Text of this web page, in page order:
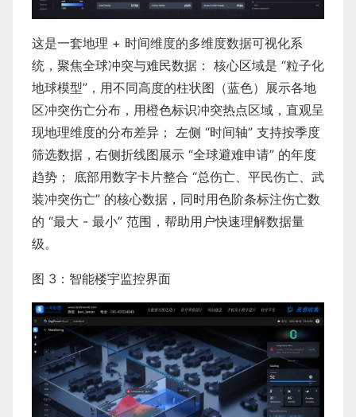
这是一套地理 + 时间维度的多维度数据可视化系
统，聚焦全球冲突与难民数据： 核心区域是 “粒子化
地球模型”，用不同高度的柱状图（蓝色）展示各地
区冲突伤亡分布，用橙色标识冲突热点区域，直观呈
现地理维度的分布差异； 左侧 “时间轴” 支持按季度
筛选数据，右侧折线图展示 “全球避难申请” 的年度
趋势； 底部用数字卡片整合 “总伤亡、平民伤亡、武
装冲突伤亡” 的核心数据，同时用色阶条标注伤亡数
的 “最大 - 最小” 范围，帮助用户快速理解数据量
级。
图 3：智能楼宇监控界面